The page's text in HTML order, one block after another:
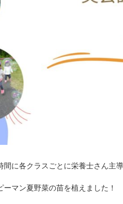
に各クラスごとに栄養士さん主
マン夏野菜の苗を植えました！